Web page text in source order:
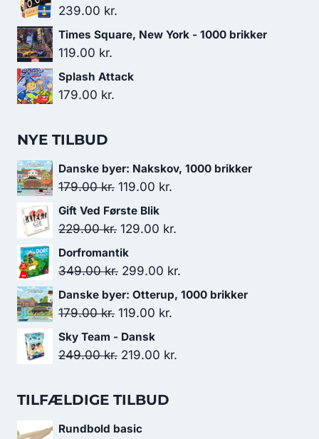
239.00 kr.
Times Square, New York - 1000 brikker
119.00 kr.
Splash Attack
179.00 kr.
NYE TILBUD
Danske byer: Nakskov, 1000 brikker
179.00kr. Den
oprindelige
pris
179.00 kr..
119.00 kr.
pris
Gift Ved Første Blik
229.00kr. Den
oprindelige
pris
229.00 kr..
129.00 kr.
pris
129.00 kr..
Dorfromantik
349.00kr. Den
oprindelige
pris
349.00 kr..
299.00 kr.
aktuelle
Danske byer: Otterup, 1000 brikker
179.00kr. Den
oprindelige
pris
119.00 kr.
pris
Sky Team - Dansk
249.00kr. Den
pris
249.00 kr..
219.00 kr.
TILFÆLDIGE TILBUD
Rundbold basic